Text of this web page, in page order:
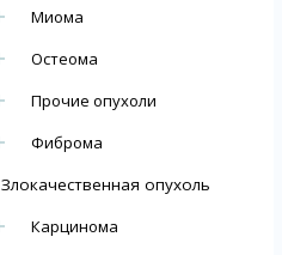
Миома
Остеома
Прочие опухоли
Фиброма
Злокачественная опухоль
Карцинома